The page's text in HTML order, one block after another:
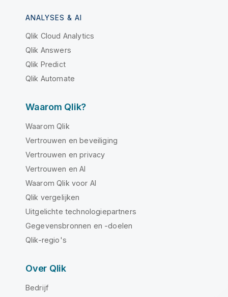
ANALYSES & AI
Qlik Cloud Analytics
Qlik Answers
Qlik Predict
Qlik Automate
Waarom Qlik?
Waarom Qlik
Vertrouwen en beveiliging
Vertrouwen en privacy
Vertrouwen en AI
Waarom Qlik voor AI
Qlik vergelijken
Uitgelichte technologiepartners
Gegevensbronnen en -doelen
Qlik-regio's
Over Qlik
Bedrijf